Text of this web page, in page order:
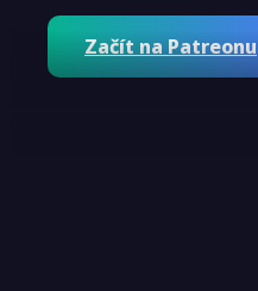
Začít na Patreonu